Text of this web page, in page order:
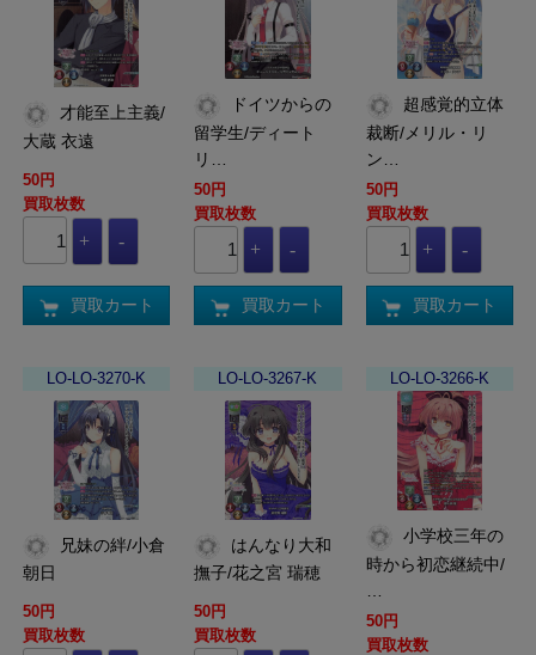
大蔵 衣遠
50円
買取枚数
買取カート
留学生/ディート
リ…
50円
買取枚数
買取カート
裁断/メリル・リ
ン…
50円
買取枚数
買取カート
LO-LO-3270-K
朝日
50円
買取枚数
LO-LO-3267-K
撫子/花之宮 瑞穂
50円
買取枚数
LO-LO-3266-K
時から初恋継続中/
50円
買取枚数